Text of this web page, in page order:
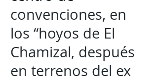
convenciones, en
los “hoyos de El
Chamizal, después
en terrenos del ex